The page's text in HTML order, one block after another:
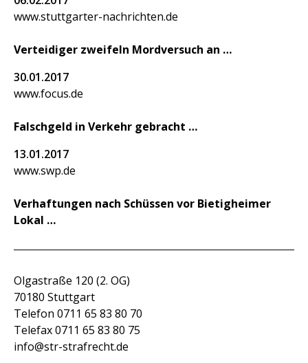
www.stuttgarter-nachrichten.de
Verteidiger zweifeln Mordversuch an
30.01.2017
www.focus.de
Falschgeld in Verkehr gebracht
13.01.2017
www.swp.de
Verhaftungen nach Schüssen vor Bietigheimer
Lokal
Olgastraße 120 (2. OG)
70180 Stuttgart
Telefon 0711 65 83 80 70
Telefax 0711 65 83 80 75
info@str-strafrecht.de